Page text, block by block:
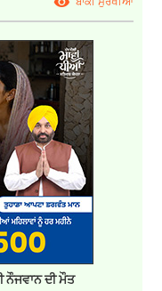
ਨੌਜਵਾਨ ਦੀ ਮੌਤ